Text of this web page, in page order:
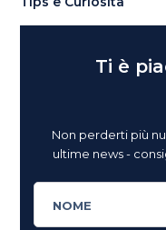
Ti è
Non perderti più
ultime news -